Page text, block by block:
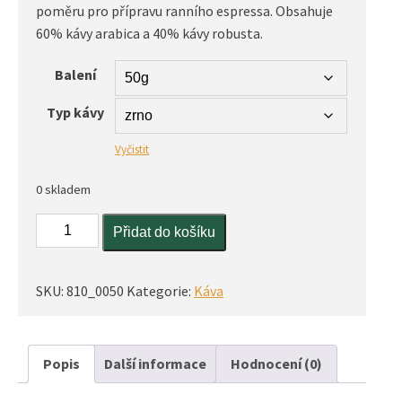
poměru pro přípravu ranního espressa. Obsahuje
60% kávy arabica a 40% kávy robusta.
Balení
Typ kávy
Vyčistit
0 skladem
York
40%
Přidat do košíku
SKU: 810_0050 Kategorie: Káva
Popis Další informace Hodnocení (0)